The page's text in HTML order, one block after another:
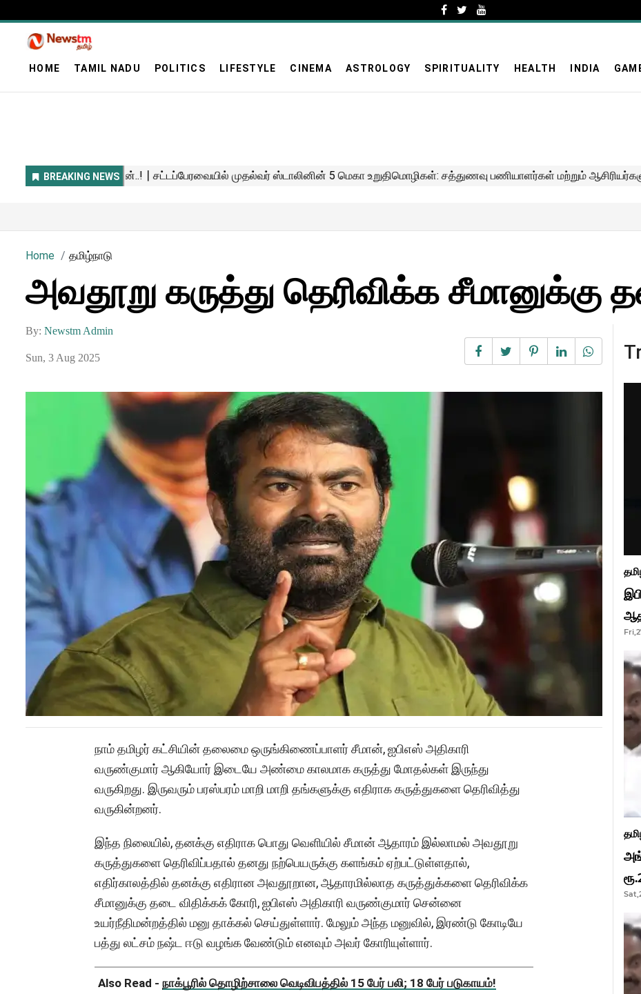
HOME TAMIL NADU POLITICS LIFESTYLE CINEMA ASTROLOGY SPIRITUALITY HEALTH INDIA
Home தமிழ்நாடு
அவதூறு கருத்து தெரிவிக்க சீமானுக்கு
By: Newstm Admin
Sun, 3 Aug 2025
நாம் தமிழர் கட்சியின் தலைமை ஒருங்கிணைப்பாளர் சீமான், ஐபிஎஸ் அதிகாரி
வருண்குமார் ஆகியோர் இடையே அண்மை காலமாக கருத்து மோதல்கள் இருந்து
வருகிறது. இருவரும் பரஸ்பரம் மாறி மாறி தங்களுக்கு எதிராக கருத்துகளை தெரிவித்து
வருகின்றனர்.
இந்த நிலையில், தனக்கு எதிராக பொது வெளியில் சீமான் ஆதாரம் இல்லாமல் அவதூறு
கருத்துகளை தெரிவிப்பதால் தனது நற்பெயருக்கு களங்கம் ஏற்பட்டுள்ளதால்,
எதிர்காலத்தில் தனக்கு எதிரான அவதூறான, ஆதாரமில்லாத கருத்துக்களை தெரிவிக்க
சீமானுக்கு தடை விதிக்கக் கோரி, ஐபிஎஸ் அதிகாரி வருண்குமார் சென்னை
உயர்நீதிமன்றத்தில் மனு தாக்கல் செய்துள்ளார். மேலும் அந்த மனுவில், இரண்டு கோடியே
பத்து லட்சம் நஷ்ட ஈடு வழங்க வேண்டும் எனவும் அவர் கோரியுள்ளார்.
Also Read - நாக்பூரில் தொழிற்சாலை வெடிவிபத்தில் 15 பேர் பலி; 18 பேர் படுகாயம்!